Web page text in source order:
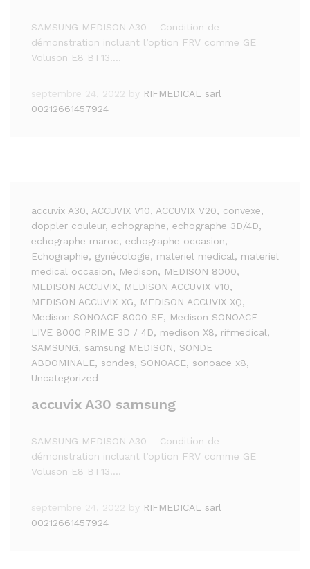
SAMSUNG MEDISON A30 – Condition de
démonstration incluant l’option FRV comme GE
Voluson E8 BT13.…
septembre 24, 2022 by RIFMEDICAL sarl
00212661457924
accuvix A30, ACCUVIX V10, ACCUVIX V20, convexe,
doppler couleur, echographe, echographe 3D/4D,
echographe maroc, echographe occasion,
Echographie, gynécologie, materiel medical, materiel
medical occasion, Medison, MEDISON 8000,
MEDISON ACCUVIX, MEDISON ACCUVIX V10,
MEDISON ACCUVIX XG, MEDISON ACCUVIX XQ,
Medison SONOACE 8000 SE, Medison SONOACE
LIVE 8000 PRIME 3D / 4D, medison X8, rifmedical,
SAMSUNG, samsung MEDISON, SONDE
ABDOMINALE, sondes, SONOACE, sonoace x8,
Uncategorized
accuvix A30 samsung
SAMSUNG MEDISON A30 – Condition de
démonstration incluant l’option FRV comme GE
Voluson E8 BT13.…
septembre 24, 2022 by RIFMEDICAL sarl
00212661457924